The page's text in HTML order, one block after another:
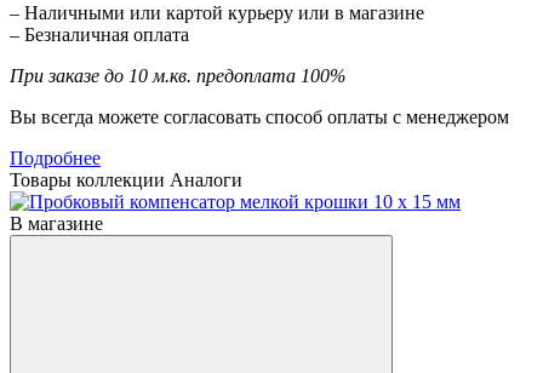
– Наличными или картой курьеру или в магазине
– Безналичная оплата
При заказе до 10 м.кв. предоплата 100%
Вы всегда можете согласовать способ оплаты с менеджером
Подробнее
Товары коллекции Аналоги
В магазине